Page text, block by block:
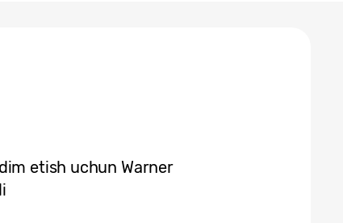
etish uchun Warner